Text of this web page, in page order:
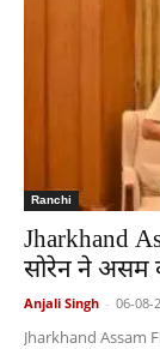
Ranchi
Jharkhand
सोरेन ने असम
Anjali Singh - 06-08-
Jharkhand Assam